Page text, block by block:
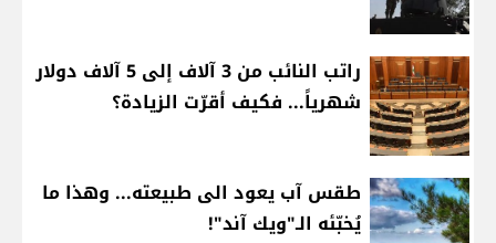
راتب النائب من 3 آلاف إلى 5 آلاف دولار
شهرياً... فكيف أقرّت الزيادة؟
طقس آب يعود الى طبيعته... وهذا ما
يُخبّئه الـ"ويك آند"!